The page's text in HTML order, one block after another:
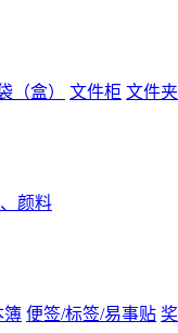
（盒） 文件柜 文件
颜料
簿 便签/标签/易事贴